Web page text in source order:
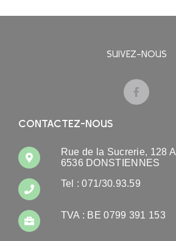
SUIVEZ-NOUS
CONTACTEZ-NOUS
Rue de la Sucrerie, 128 A
6536 DONSTIENNES
Tel : 071/30.93.59
TVA : BE 0799 391 153